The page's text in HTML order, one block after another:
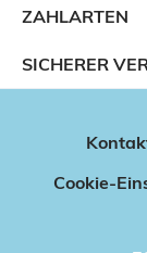
ZAHLARTEN
SICHERER
Cookie-